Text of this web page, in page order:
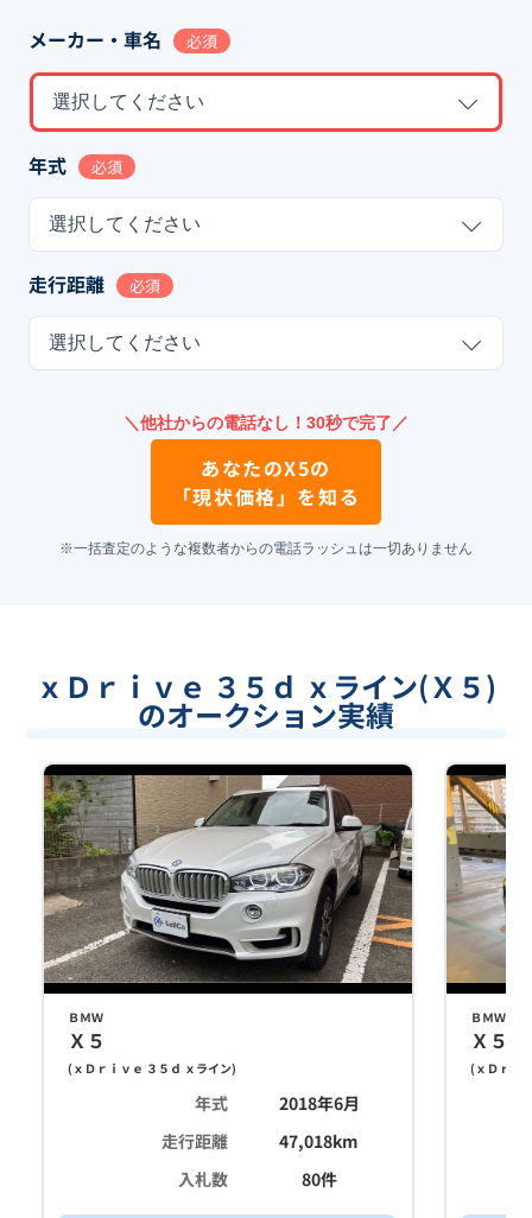
メーカー・車名 必須
選択してください
年式 必須
選択してください
走行距離 必須
選択してください
＼他社からの電話なし！30秒で完了／
あなたのX5の
「現状価格」を知る
※一括査定のような複数者からの電話ラッシュは一切ありません
ｘＤｒｉｖｅ ３５ｄ ｘライン(Ｘ５)
のオークション実績
ＢＭＷ
Ｘ５
( ｘＤｒｉｖｅ ３５ｄ ｘライン)
年式
2018年6月
走行距離
47,018km
入札数
80件
ＢＭＷ
Ｘ５
( ｘＤｒｉ